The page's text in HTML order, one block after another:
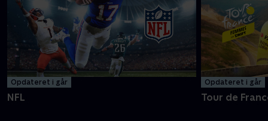
Opdateret i går
NFL
Opdateret i går
Tour de